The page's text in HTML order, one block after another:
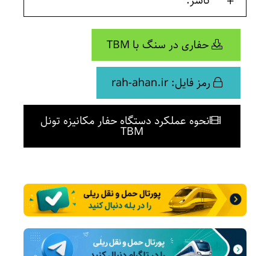
حفاری در سنگ با TBM
رمز فایل: rah-ahan.ir
نحوه عملکرد دستگاه حفار مکانیزه تونل
TBM